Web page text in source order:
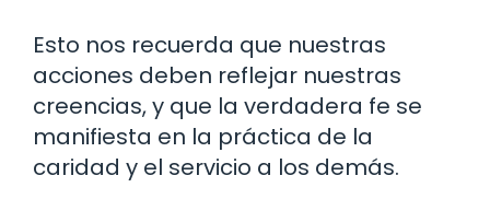
Esto nos recuerda que nuestras
acciones deben reflejar nuestras
creencias, y que la verdadera fe se
manifiesta en la práctica de la
caridad y el servicio a los demás.